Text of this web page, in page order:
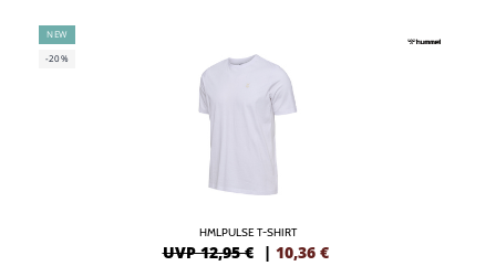
NEW
-20%
HMLPULSE T-SHIRT
UVP 12,95 € | 10,36 €